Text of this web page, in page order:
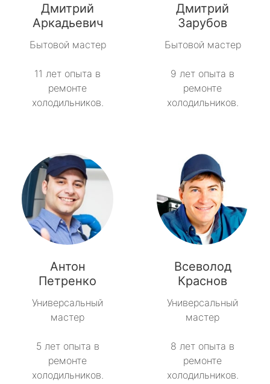
Дмитрий
Аркадьевич
Бытовой мастер
11 лет опыта в
ремонте
холодильников.
Дмитрий
Зарубов
Бытовой мастер
9 лет опыта в
ремонте
холодильников.
Антон
Петренко
Универсальный
мастер
5 лет опыта в
ремонте
холодильников.
Всеволод
Краснов
Универсальный
мастер
8 лет опыта в
ремонте
холодильников.